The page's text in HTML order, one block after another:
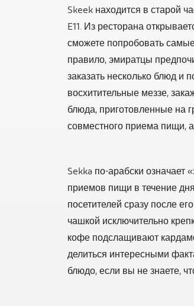
Skeek находится в старой
E11. Из ресторана
сможете попробовать
правило, эмиратцы
заказать несколько блюд и
восхитительные меззе,
блюда, приготовленные на
совместного приема пищи,
Sekka по-арабски
приемов пищи в течение
посетителей сразу после
чашкой исключительно
кофе подслащивают
делиться интересными
блюдо, если вы не знаете,